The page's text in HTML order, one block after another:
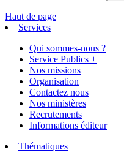
Haut de page
Services
Qui sommes-nous ?
Service Publics +
Nos missions
Organisation
Contactez nous
Nos ministères
Recrutements
Informations éditeur
Thématiques